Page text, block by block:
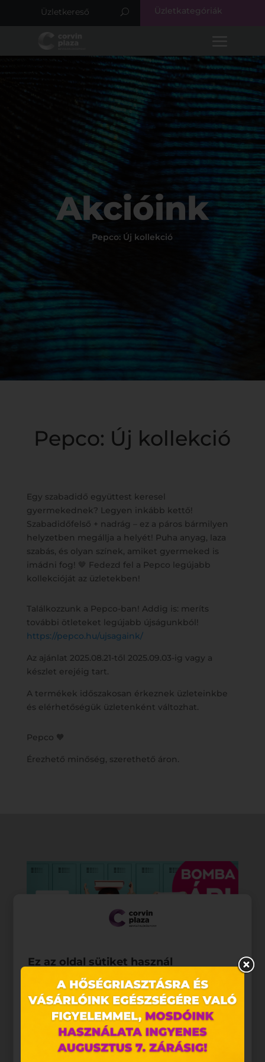
Üzletkategóriák
Akcióink
Pepco: Új kollekció
Pepco: Új kollekció
Egy szabadidő együttest keresel
gyermekednek? Legyen inkább kettő!
Szabadidőfelső + nadrág – ez a páros bármilyen
helyzetben megállja a helyét! Puha anyag, laza
szabás, és olyan színek, amiket gyermeked is
imádni fog! 🤎 Fedezd fel a Pepco legújabb
kollekcióját az üzletekben!
Találkozzunk a Pepco-ban! Addig is: meríts
további ötleteket legújabb újságunkból!
https://pepco.hu/ujsagaink/
Az ajánlat 2025.08.21-től 2025.09.03-ig vagy a
készlet erejéig tart.
A termékek időszakosan érkeznek üzleteinkbe
és elérhetőségük üzletenként változhat.
Pepco 🧡
Érezhető minőség, szerethető áron.
Ez az oldal sütiket használ
Weboldalunkon „cookie"-kat (továbbiakban „süti")
alkalmazunk. Ezek olyan fájlok, melyek információt
tárolnak webes böngészőjében. Ehhez az Ön
hozzájárulása szükséges.
A „sütiket" az elektronikus hírközlésről szóló 2003.